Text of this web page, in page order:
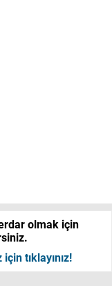
olmak için
tıklayınız!